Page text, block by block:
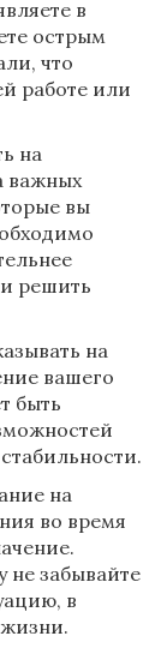
в
острым
что
работе или
на
важных
вы
решить
на
вашего
быть
на
во время
не забывайте
в